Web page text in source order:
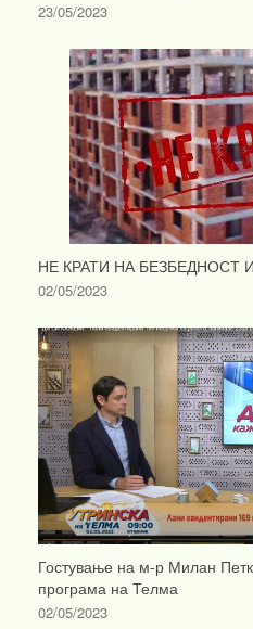
23/05/2023
НЕ КРАТИ НА БЕЗБЕДНОСТ
02/05/2023
Гостување на м-р Милан
програма на Телма
02/05/2023